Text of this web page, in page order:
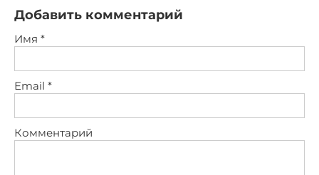
Добавить комментарий
Имя *
Email *
Комментарий